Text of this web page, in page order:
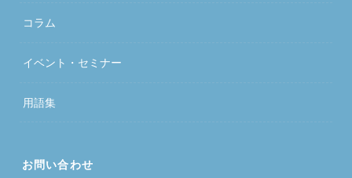
コラム
イベント・セミナー
用語集
お問い合わせ